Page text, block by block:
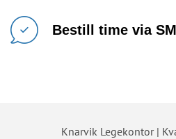
Bestill time via
Knarvik Legekontor |